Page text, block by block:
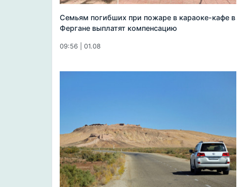
Семьям погибших при пожаре в караоке-кафе в
Фергане выплатят компенсацию
09:56 | 01.08